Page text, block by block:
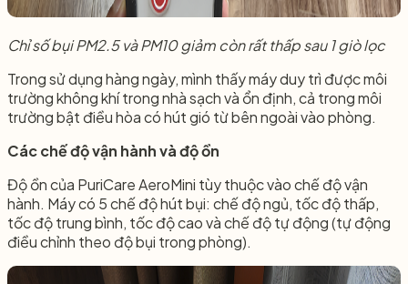
Chỉ số bụi PM2.5 và PM10 giảm còn rất thấp sau 1 giò lọc
Trong sử dụng hàng ngày, mình thấy máy duy trì được môi
trường không khí trong nhà sạch và ổn định, cả trong môi
trường bật điều hòa có hút gió từ bên ngoài vào phòng.
Các chế độ vận hành và độ ồn
Độ ồn của PuriCare AeroMini tùy thuộc vào chế độ vận
hành. Máy có 5 chế độ hút bụi: chế độ ngủ, tốc độ thấp,
tốc độ trung bình, tốc độ cao và chế độ tự động (tự động
điều chỉnh theo độ bụi trong phòng).